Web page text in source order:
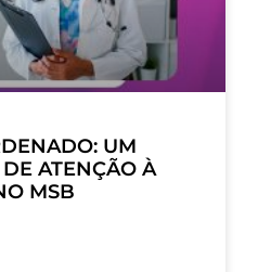
UM
ATENÇÃO À
MSB